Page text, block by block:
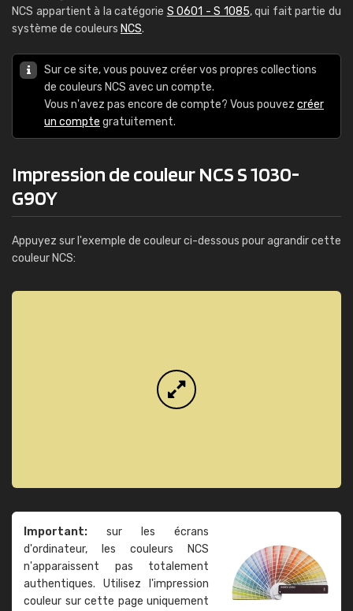
NCS appartient à la catégorie S 0601 - S 1085, qui fait partie du
système de couleurs NCS.
Sur ce site, vous pouvez créer vos propres collections
de couleurs NCS avec un compte.
Vous n'avez pas encore de compte? Vous pouvez créer
un compte gratuitement.
Impression de couleur NCS S 1030-
G90Y
Appuyez sur l'exemple de couleur ci-dessous pour agrandir cette
couleur NCS:
Important: sur les écrans
d'ordinateur, les couleurs NCS
n'apparaissent pas totalement
authentiques. Utilisez l'impression
couleur sur cette page uniquement